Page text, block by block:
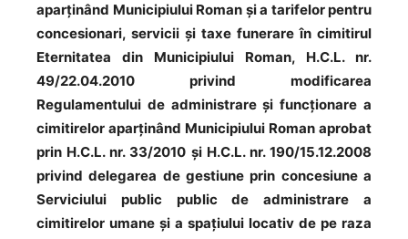
aparţinând Municipiului Roman şi a tarifelor pentru
concesionari, servicii şi taxe funerare în cimitirul
Eternitatea din Municipiului Roman, H.C.L. nr.
49/22.04.2010 privind modificarea
Regulamentului de administrare şi funcţionare a
cimitirelor aparţinând Municipiului Roman aprobat
prin H.C.L. nr. 33/2010 și H.C.L. nr. 190/15.12.2008
privind delegarea de gestiune prin concesiune a
Serviciului public public de administrare a
cimitirelor umane şi a spaţiului locativ de pe raza